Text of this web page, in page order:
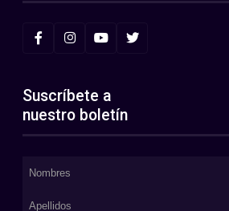
Suscríbete a
nuestro boletín